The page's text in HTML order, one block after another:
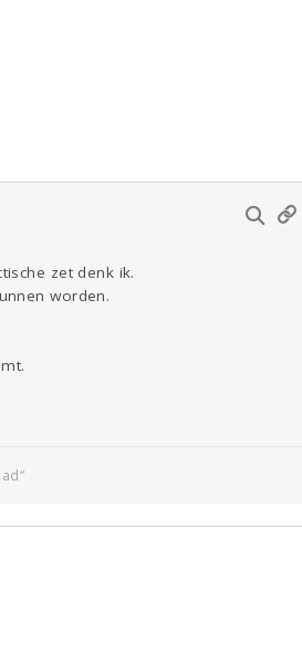
Psyche Thuis Klussen
zet denk ik.
worden.